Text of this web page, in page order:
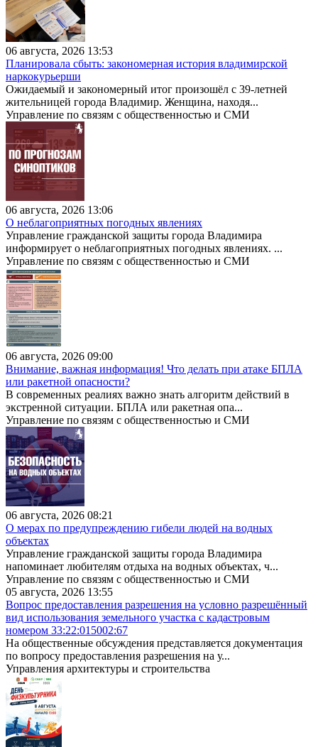
06 августа, 2026 13:53
Планировала сбыть: закономерная история владимирской
наркокурьерши
Ожидаемый и закономерный итог произошёл с 39-летней
жительницей города Владимир. Женщина, находя...
Управление по связям с общественностью и СМИ
06 августа, 2026 13:06
О неблагоприятных погодных явлениях
Управление гражданской защиты города Владимира
информирует о неблагоприятных погодных явлениях. ...
Управление по связям с общественностью и СМИ
06 августа, 2026 09:00
Внимание, важная информация! Что делать при атаке БПЛА
или ракетной опасности?
В современных реалиях важно знать алгоритм действий в
экстренной ситуации. БПЛА или ракетная опа...
Управление по связям с общественностью и СМИ
06 августа, 2026 08:21
О мерах по предупреждению гибели людей на водных
объектах
Управление гражданской защиты города Владимира
напоминает любителям отдыха на водных объектах, ч...
Управление по связям с общественностью и СМИ
05 августа, 2026 13:55
Вопрос предоставления разрешения на условно разрешённый
вид использования земельного участка с кадастровым
номером 33:22:015002:67
На общественные обсуждения представляется документация
по вопросу предоставления разрешения на у...
Управления архитектуры и строительства